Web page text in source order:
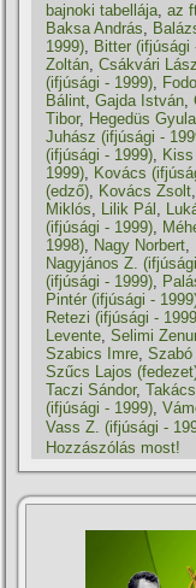
bajnoki tabellája,az
Baksa András,
1999), Bitter (ifjúsági
Zoltán,Csákvári
(ifjúsági - 1999),
Bálint,Gajda István,
Tibor, Hegedüs
Juhász (ifjúsági -
(ifjúsági - 1999),
1999), Kovács
(edző), Kovács Zsolt,
Miklós, Lilik Pál ,
(ifjúsági - 1999),
1998), Nagy Norbert,
Nagyjános Z.
(ifjúsági - 1999),
Pintér (ifjúsági -
Retezi (ifjúsági -
Levente,Selimi
Szabics Imre,
Szűcs Lajos
Taczi Sándor,
(ifjúsági - 1999),
Vass Z. (ifjúsági -
Hozzászólás most!